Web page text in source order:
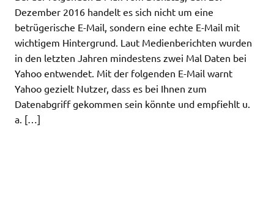
Dezember 2016 handelt es sich nicht um eine
betrügerische E-Mail, sondern eine echte E-Mail mit
wichtigem Hintergrund. Laut Medienberichten wurden
in den letzten Jahren mindestens zwei Mal Daten bei
Yahoo entwendet. Mit der folgenden E-Mail warnt
Yahoo gezielt Nutzer, dass es bei Ihnen zum
Datenabgriff gekommen sein könnte und empfiehlt u.
a. […]